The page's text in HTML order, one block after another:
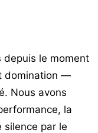
depuis le moment
domination —
Nous avons
la
silence par le